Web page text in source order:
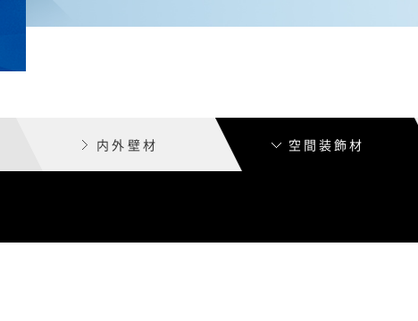
内外壁材 空間装飾材